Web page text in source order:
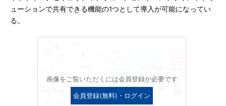
ューションで共有できる機能の1つとして導入が可能になってい
る。
画像をご覧いただくには会員登録が必要です
会員登録(無料)・ログイン